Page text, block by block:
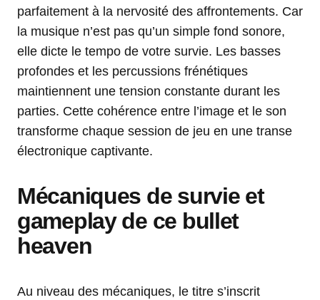
parfaitement à la nervosité des affrontements. Car
la musique n’est pas qu’un simple fond sonore,
elle dicte le tempo de votre survie. Les basses
profondes et les percussions frénétiques
maintiennent une tension constante durant les
parties. Cette cohérence entre l’image et le son
transforme chaque session de jeu en une transe
électronique captivante.
Mécaniques de survie et
gameplay de ce bullet
heaven
Au niveau des mécaniques, le titre s’inscrit